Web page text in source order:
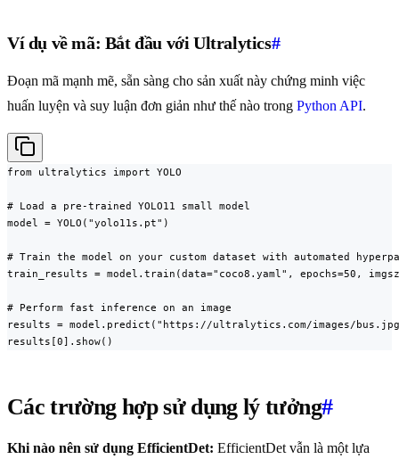
Ví dụ về mã: Bắt đầu với Ultralytics#
Đoạn mã mạnh mẽ, sẵn sàng cho sản xuất này chứng minh việc
huấn luyện và suy luận đơn giản như thế nào trong Python API.
from ultralytics import YOLO
# Load a pre-trained YOLO11 small model
model = YOLO("yolo11s.pt")
# Train the model on your custom dataset with automated
train_results = model.train(data="coco8.yaml", epochs=50,
# Perform fast inference on an image
results = model.predict("https://ultralytics.com/images/
results[0].show()
Các trường hợp sử dụng lý tưởng#
Khi nào nên sử dụng EfficientDet: EfficientDet vẫn là một lựa